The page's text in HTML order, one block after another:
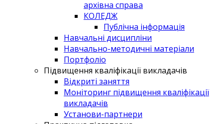
архівна справа
КОЛЕДЖ
Публічна інформація
Навчальні дисципліни
Навчально-методичні матеріали
Портфоліо
Підвищення кваліфікації викладачів
Відкриті заняття
Моніторинг підвищення кваліфікації
викладачів
Установи-партнери